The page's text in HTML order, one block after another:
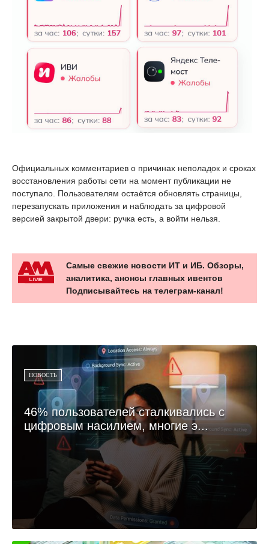
Официальных комментариев о причинах неполадок и сроках
восстановления работы сети на момент публикации не
поступало. Пользователям остаётся обновлять страницы,
перезапускать приложения и наблюдать за цифровой
версией закрытой двери: ручка есть, а войти нельзя.
Самые свежие новости ИТ и ИБ. Обзоры,
аналитика, анонсы главных ивентов
Подписывайтесь на телеграм-канал!
НОВОСТЬ
46% пользователей сталкивались с
цифровым насилием, многие э...